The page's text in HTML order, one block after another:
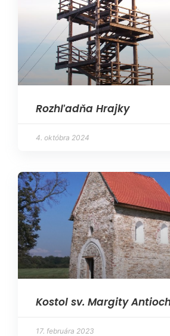
Rozhľadňa Hrajky
4. októbra 2024
Kostol sv. Margity
17. februára 2023